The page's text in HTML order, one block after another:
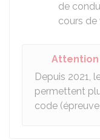
de
cours
Attention
Depuis 2021,
permettent
code